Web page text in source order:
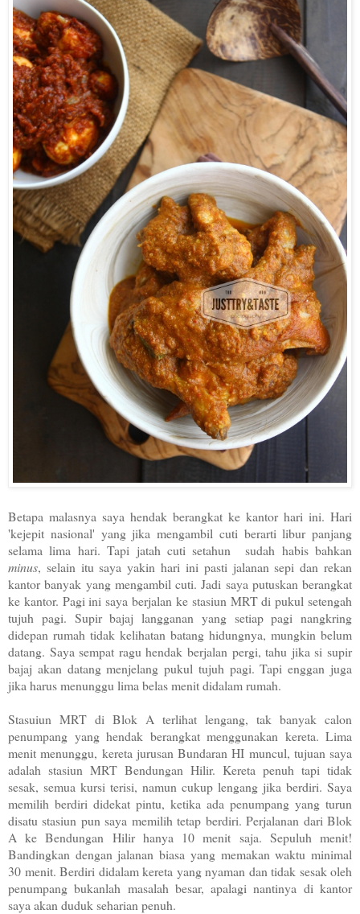
Betapa malasnya saya hendak berangkat ke kantor hari ini. Hari
'kejepit nasional' yang jika mengambil cuti berarti libur panjang
selama lima hari. Tapi jatah cuti setahun sudah habis bahkan
minus, selain itu saya yakin hari ini pasti jalanan sepi dan rekan
kantor banyak yang mengambil cuti. Jadi saya putuskan berangkat
ke kantor. Pagi ini saya berjalan ke stasiun MRT di pukul setengah
tujuh pagi. Supir bajaj langganan yang setiap pagi nangkring
didepan rumah tidak kelihatan batang hidungnya, mungkin belum
datang. Saya sempat ragu hendak berjalan pergi, tahu jika si supir
bajaj akan datang menjelang pukul tujuh pagi. Tapi enggan juga
jika harus menunggu lima belas menit didalam rumah.
Stasuiun MRT di Blok A terlihat lengang, tak banyak calon
penumpang yang hendak berangkat menggunakan kereta. Lima
menit menunggu, kereta jurusan Bundaran HI muncul, tujuan saya
adalah stasiun MRT Bendungan Hilir. Kereta penuh tapi tidak
sesak, semua kursi terisi, namun cukup lengang jika berdiri. Saya
memilih berdiri didekat pintu, ketika ada penumpang yang turun
disatu stasiun pun saya memilih tetap berdiri. Perjalanan dari Blok
A ke Bendungan Hilir hanya 10 menit saja. Sepuluh menit!
Bandingkan dengan jalanan biasa yang memakan waktu minimal
30 menit. Berdiri didalam kereta yang nyaman dan tidak sesak oleh
penumpang bukanlah masalah besar, apalagi nantinya di kantor
saya akan duduk seharian penuh.